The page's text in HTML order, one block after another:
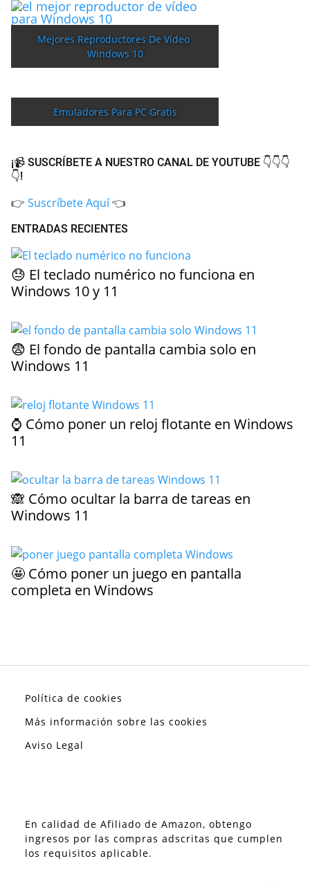
Mejores Reproductores De Vídeo
Windows 10
Emuladores Para PC Gratis
¡📹 SUSCRÍBETE A NUESTRO CANAL DE YOUTUBE 👇👇👇
👇!
👉 Suscríbete Aquí👈
ENTRADAS RECIENTES
😓 El teclado numérico no funciona en
Windows 10 y 11
😨 El fondo de pantalla cambia solo en
Windows 11
⌚ Cómo poner un reloj flotante en Windows
11
🙈 Cómo ocultar la barra de tareas en
Windows 11
🤩 Cómo poner un juego en pantalla
completa en Windows
Política de cookies
Más información sobre las cookies
Aviso Legal
En calidad de Afiliado de Amazon, obtengo
ingresos por las compras adscritas que cumplen
los requisitos aplicable.